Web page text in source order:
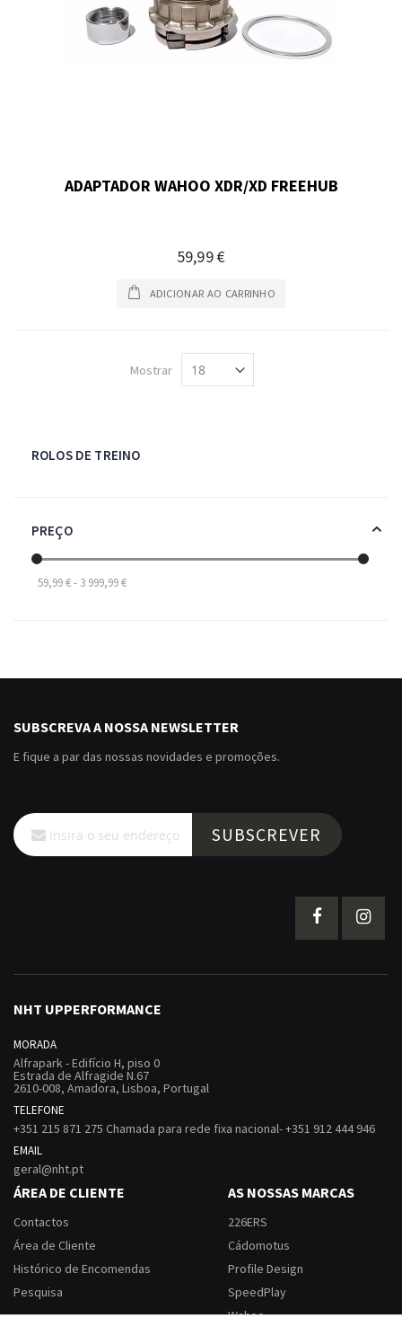
ADAPTADOR WAHOO XDR/XD FREEHUB
59,99 €
ADICIONAR AO CARRINHO
Mostrar
ROLOS DE TREINO
PREÇO
59,99 € - 3 999,99 €
SUBSCREVA A NOSSA NEWSLETTER
E fique a par das nossas novidades e promoções.
Subscreva
a
nossa
SUBSCREVER
NHT UPPERFORMANCE
MORADA
Alfrapark - Edifício H, piso 0
Estrada de Alfragide N.67
2610-008, Amadora, Lisboa, Portugal
TELEFONE
+351 215 871 275 Chamada para rede fixa nacional- +351 912 444 946
EMAIL
geral@nht.pt
ÁREA DE CLIENTE
Contactos
Área de Cliente
Histórico de Encomendas
Pesquisa
AS NOSSAS MARCAS
226ERS
Cádomotus
Profile Design
SpeedPlay